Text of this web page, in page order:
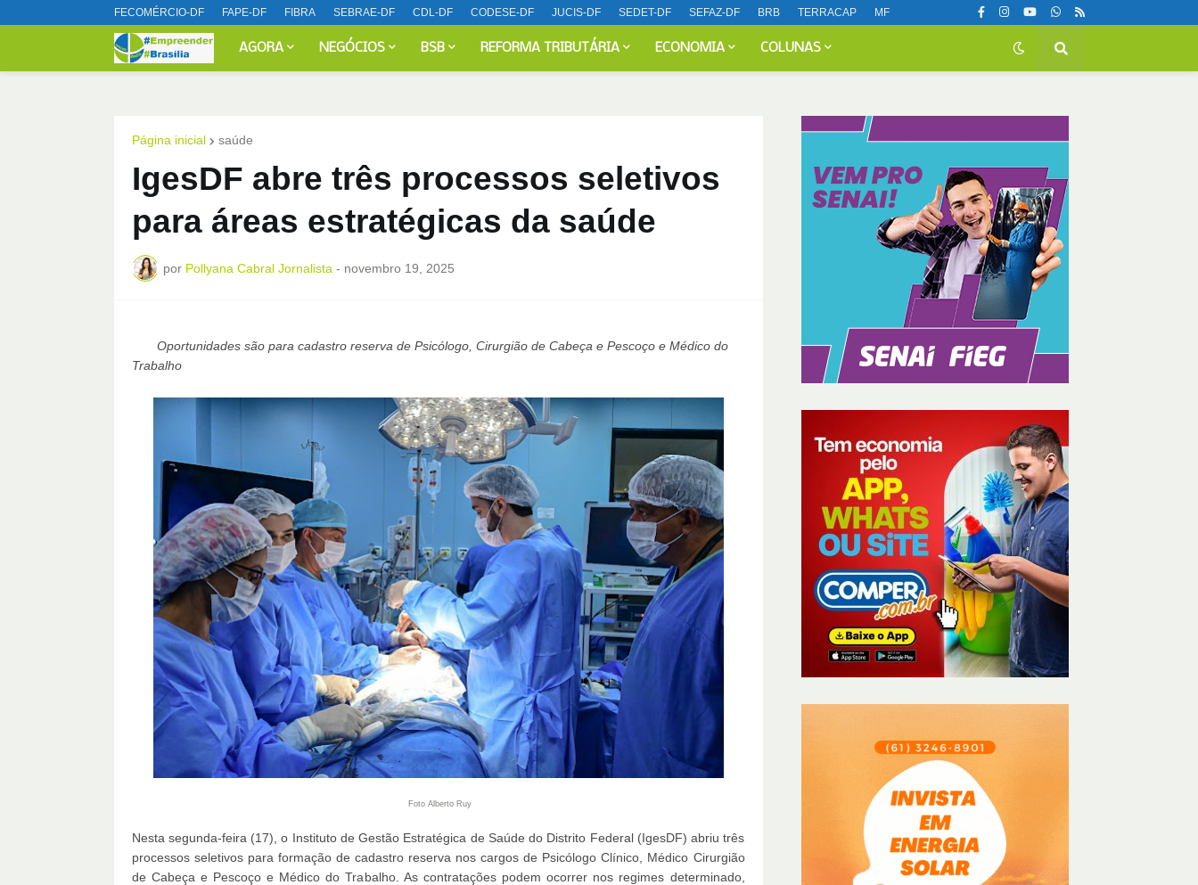
FECOMÉRCIO-DF FAPE-DF FIBRA SEBRAE-DF CDL-DF CODESE-DF JUCIS-DF SEDET-DF SEFAZ-DF BRB TERRACAP MF
AGORA NEGÓCIOS BSB REFORMA TRIBUTÁRIA ECONOMIA COLUNAS
Página inicial saúde
IgesDF abre três processos seletivos
para áreas estratégicas da saúde
por Pollyana Cabral Jornalista - novembro 19, 2025
Oportunidades são para cadastro reserva de Psicólogo, Cirurgião de Cabeça e Pescoço e Médico do
Trabalho
Foto Alberto Ruy
Nesta segunda-feira (17), o Instituto de Gestão Estratégica de Saúde do Distrito Federal (IgesDF) abriu três
processos seletivos para formação de cadastro reserva nos cargos de Psicólogo Clínico, Médico Cirurgião
de Cabeça e Pescoço e Médico do Trabalho. As contratações podem ocorrer nos regimes determinado,